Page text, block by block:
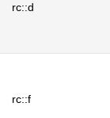
rc::d
rc::f